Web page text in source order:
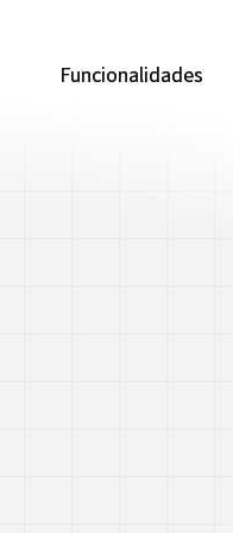
Funcionalidades
Funcionalidades